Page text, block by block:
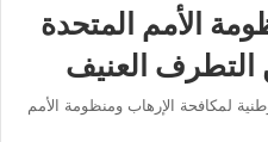
الأمم المتحدة
العنيف
لمكافحة الإرهاب ومنظومة الأمم